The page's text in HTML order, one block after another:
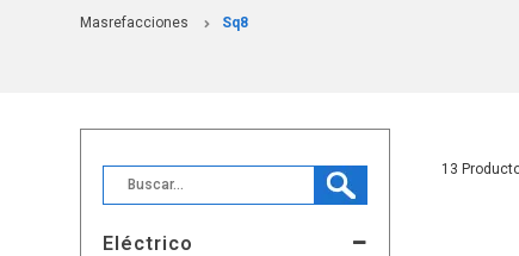
Masrefacciones Sq8
Eléctrico
13